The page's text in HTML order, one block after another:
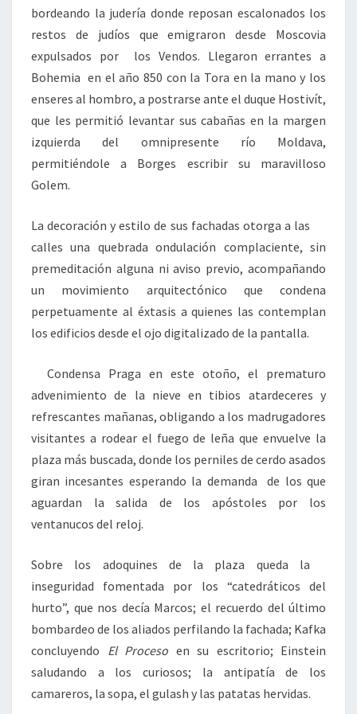
bordeando la judería donde reposan escalonados los
restos de judíos que emigraron desde Moscovia
expulsados por los Vendos. Llegaron errantes a
Bohemia en el año 850 con la Tora en la mano y los
enseres al hombro, a postrarse ante el duque Hostivít,
que les permitió levantar sus cabañas en la margen
izquierda del omnipresente río Moldava,
permitiéndole a Borges escribir su maravilloso
Golem.
La decoración y estilo de sus fachadas otorga a las
calles una quebrada ondulación complaciente, sin
premeditación alguna ni aviso previo, acompañando
un movimiento arquitectónico que condena
perpetuamente al éxtasis a quienes las contemplan
los edificios desde el ojo digitalizado de la pantalla.
Condensa Praga en este otoño, el prematuro
advenimiento de la nieve en tibios atardeceres y
refrescantes mañanas, obligando a los madrugadores
visitantes a rodear el fuego de leña que envuelve la
plaza más buscada, donde los perniles de cerdo asados
giran incesantes esperando la demanda de los que
aguardan la salida de los apóstoles por los
ventanucos del reloj.
Sobre los adoquines de la plaza queda la
inseguridad fomentada por los “catedráticos del
hurto”, que nos decía Marcos; el recuerdo del último
bombardeo de los aliados perfilando la fachada; Kafka
concluyendo El Proceso en su escritorio; Einstein
saludando a los curiosos; la antipatía de los
camareros, la sopa, el gulash y las patatas hervidas.